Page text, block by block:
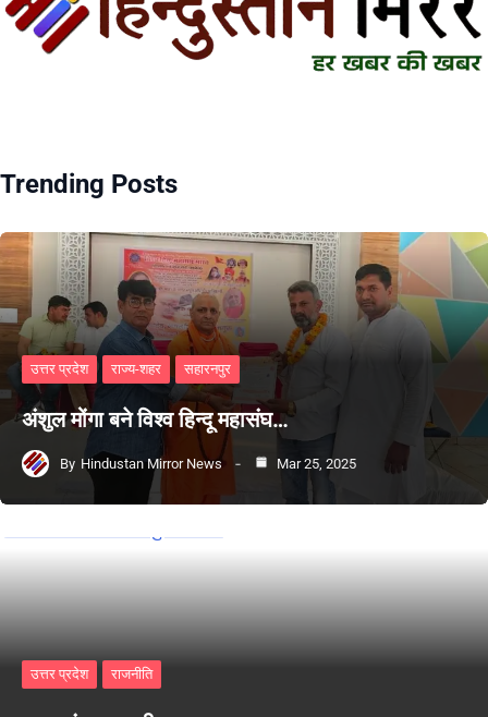
Trending Posts
उत्तर प्रदेश राज्य-शहर सहारनपुर
अंशुल मोंगा बने विश्व हिन्दू महासंघ…
By Hindustan Mirror News Mar 25, 2025
उत्तर प्रदेश राजनीति